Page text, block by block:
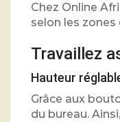
Chez Online
selon les zones
Travaillez
Hauteur
Grâce aux
du bureau.